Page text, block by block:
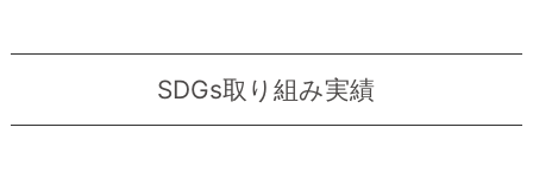
SDGs取り組み実績